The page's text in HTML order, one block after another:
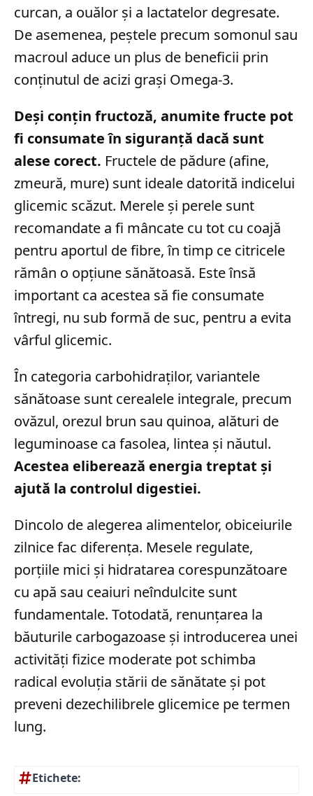
curcan, a ouălor și a lactatelor degresate.
De asemenea, peștele precum somonul sau
macroul aduce un plus de beneficii prin
conținutul de acizi grași Omega-3.
Deși conțin fructoză, anumite fructe pot
fi consumate în siguranță dacă sunt
alese corect. Fructele de pădure (afine,
zmeură, mure) sunt ideale datorită indicelui
glicemic scăzut. Merele și perele sunt
recomandate a fi mâncate cu tot cu coajă
pentru aportul de fibre, în timp ce citricele
rămân o opțiune sănătoasă. Este însă
important ca acestea să fie consumate
întregi, nu sub formă de suc, pentru a evita
vârful glicemic.
În categoria carbohidraților, variantele
sănătoase sunt cerealele integrale, precum
ovăzul, orezul brun sau quinoa, alături de
leguminoase ca fasolea, lintea și năutul.
Acestea eliberează energia treptat și
ajută la controlul digestiei.
Dincolo de alegerea alimentelor, obiceiurile
zilnice fac diferența. Mesele regulate,
porțiile mici și hidratarea corespunzătoare
cu apă sau ceaiuri neîndulcite sunt
fundamentale. Totodată, renunțarea la
băuturile carbogazoase și introducerea unei
activități fizice moderate pot schimba
radical evoluția stării de sănătate și pot
preveni dezechilibrele glicemice pe termen
lung.
Etichete: